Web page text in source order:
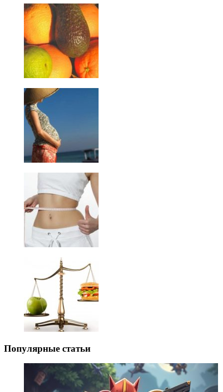
Популярные статьи